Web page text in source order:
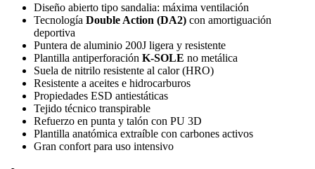
Diseño abierto tipo sandalia: máxima ventilación
Tecnología Double Action (DA2) con amortiguación
deportiva
Puntera de aluminio 200J ligera y resistente
Plantilla antiperforación K-SOLE no metálica
Suela de nitrilo resistente al calor (HRO)
Resistente a aceites e hidrocarburos
Propiedades ESD antiestáticas
Tejido técnico transpirable
Refuerzo en punta y talón con PU 3D
Plantilla anatómica extraíble con carbones activos
Gran confort para uso intensivo